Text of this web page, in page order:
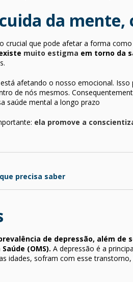
da mente,
crucial que pode afetar a forma
muito estigma em torno da
afetando o nosso emocional.
de nós mesmos.
saúde mental a longo prazo
ela promove a
precisa saber
de depressão, além de
(OMS). A depressão é a
idades, sofram com esse